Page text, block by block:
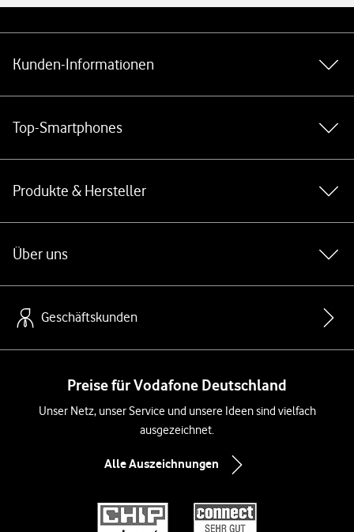
Kunden-Informationen
Top-Smartphones
Produkte & Hersteller
Über uns
Geschäftskunden
Preise für Vodafone Deutschland
Unser Netz, unser Service und unsere Ideen sind vielfach
ausgezeichnet.
Alle Auszeichnungen